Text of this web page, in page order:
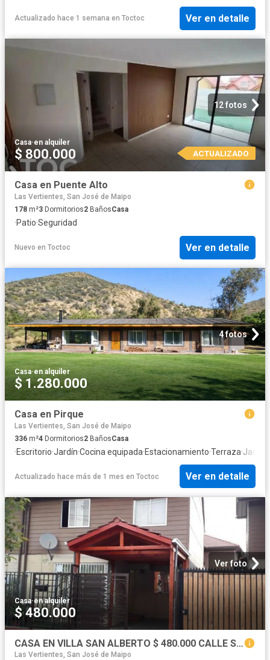
Actualizado hace 1 semana en Toctoc Ver en detalle
12 fotos
Casa·en alquiler
$ 800.000 ACTUALIZADO
Casa en Puente Alto
Las Vertientes, San José de Maipo
178 m²3 Dormitorios2 BañosCasa
·Patio·Seguridad
Nuevo en Toctoc Ver en detalle
4 fotos
Casa·en alquiler
$ 1.280.000
Casa en Pirque
Las Vertientes, San José de Maipo
336 m²4 Dormitorios2 BañosCasa
·Escritorio·Jardín·Cocina equipada·Estacionamiento·Terraza·
Actualizado hace más de 1 mes en Toctoc Ver en detalle
Ver foto
Casa·en alquiler
$ 480.000
CASA EN VILLA SAN ALBERTO $ 480.000 CALLE SOL SUSPIROS, Puente Alto, Casas en Arriendo
Las Vertientes, San José de Maipo